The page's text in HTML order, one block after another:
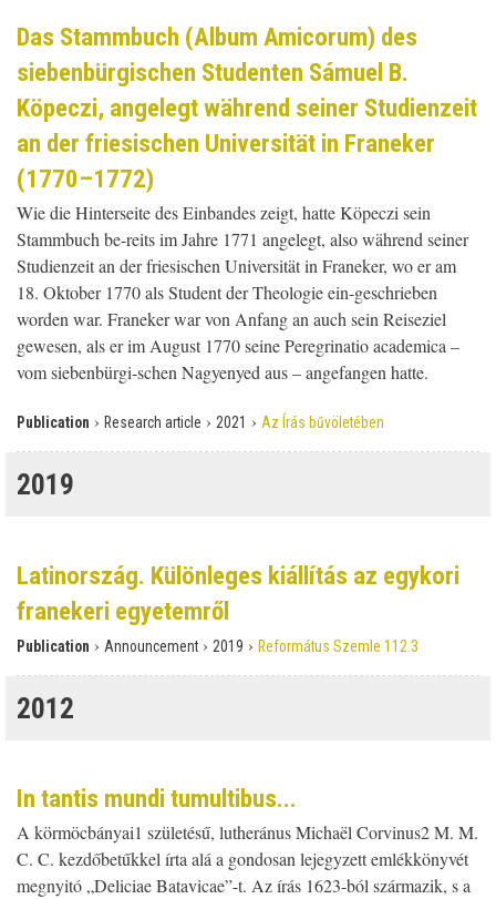
Das Stammbuch (Album Amicorum) des
siebenbürgischen Studenten Sámuel B.
Köpeczi, angelegt während seiner Studienzeit
an der friesischen Universität in Franeker
(1770–1772)
Wie die Hinterseite des Einbandes zeigt, hatte Köpeczi sein
Stammbuch be-reits im Jahre 1771 angelegt, also während seiner
Studienzeit an der friesischen Universität in Franeker, wo er am
18. Oktober 1770 als Student der Theologie ein-geschrieben
worden war. Franeker war von Anfang an auch sein Reiseziel
gewesen, als er im August 1770 seine Peregrinatio academica –
vom siebenbürgi-schen Nagyenyed aus – angefangen hatte.
Publication › Research article › 2021 › Az Írás bűvöletében
2019
Latinország. Különleges kiállítás az egykori
franekeri egyetemről
Publication › Announcement › 2019 › Református Szemle 112.3
2012
In tantis mundi tumultibus...
A körmöcbányai1 születésű, lutheránus Michaël Corvinus2 M. M.
C. C. kezdőbetűkkel írta alá a gondosan lejegyzett emlékkönyvét
megnyitó „Deliciae Batavicae”-t. Az írás 1623-ból származik, s a